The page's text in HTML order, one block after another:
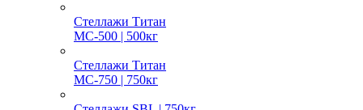
Стеллажи Титан
МС-500 | 500кг
Стеллажи Титан
МС-750 | 750кг